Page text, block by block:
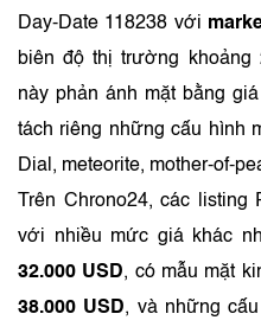
Day-Date 118238 với
biên độ thị trường khoảng
này phản ánh mặt bằng
tách riêng những cấu hình
Dial, meteorite, mother-of-
Trên Chrono24, các
với nhiều mức giá khác
32.000 USD, có mẫu mặt
38.000 USD, và những